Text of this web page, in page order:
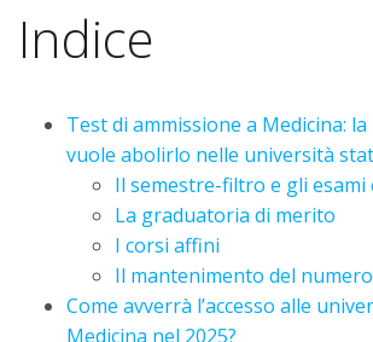
Indice
Test di ammissione a Medicina:
vuole abolirlo nelle università
Il semestre-filtro e gli
La graduatoria di merito
I corsi affini
Il mantenimento del
Come avverrà l’accesso alle
Medicina nel 2025?